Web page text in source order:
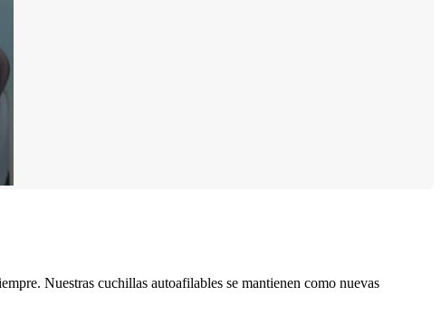
Nuestras cuchillas autoafilables se mantienen como nuevas